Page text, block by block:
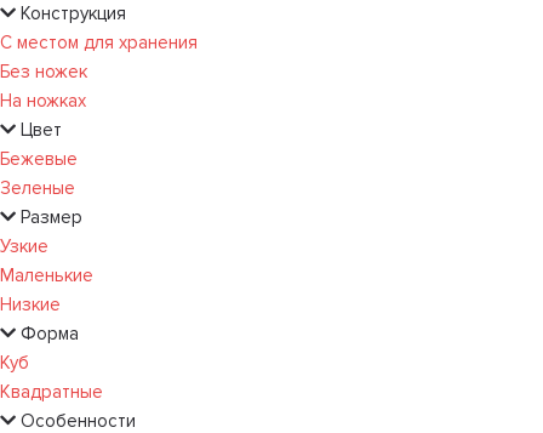
Конструкция
С местом для хранения
Без ножек
На ножках
Цвет
Бежевые
Зеленые
Размер
Узкие
Маленькие
Низкие
Форма
Куб
Квадратные
Особенности